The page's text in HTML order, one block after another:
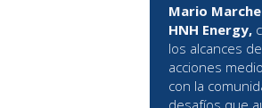
Mario
HNH Energy,
los alcances
acciones
con la
desafíos que